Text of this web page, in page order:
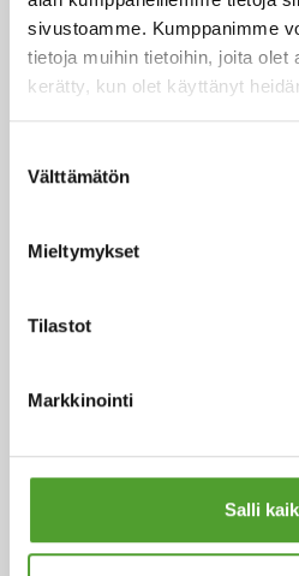
sivustoamme. Kumppanimme
tietoja muihin tietoihin, joita olet
kerätty, kun olet käyttänyt
valinta
Välttämätön
Mieltymykset
Tilastot
Markkinointi
Salli
epäpuhtauksien poistamiseen.
Muoviteollisuus
Laajaan tuotevalikoimaamme